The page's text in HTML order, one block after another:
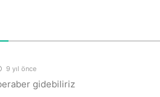
9 yıl önce
gidebiliriz